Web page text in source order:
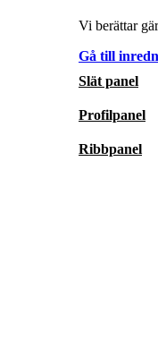
Vi berättar
Gå till
Slät panel
Profilpanel
Ribbpanel